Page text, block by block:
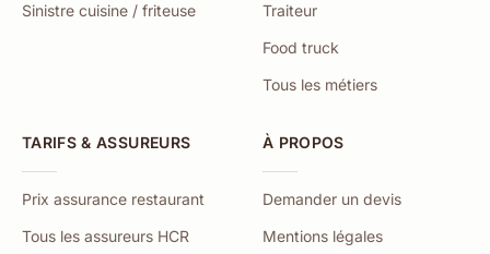
Sinistre cuisine / friteuse
Traiteur
Food truck
Tous les métiers
TARIFS & ASSUREURS
Prix assurance restaurant
Tous les assureurs HCR
À PROPOS
Demander un devis
Mentions légales